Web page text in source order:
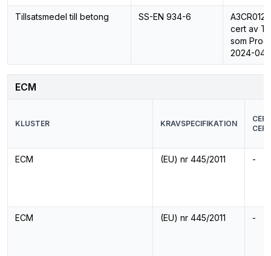
Tillsatsmedel till betong SS-EN 934-6
A3CR012
cert av
som
2024-04-
ECM
KLUSTER KRAVSPECIFIKATION
ECM (EU) nr 445/2011 -
ECM (EU) nr 445/2011 -